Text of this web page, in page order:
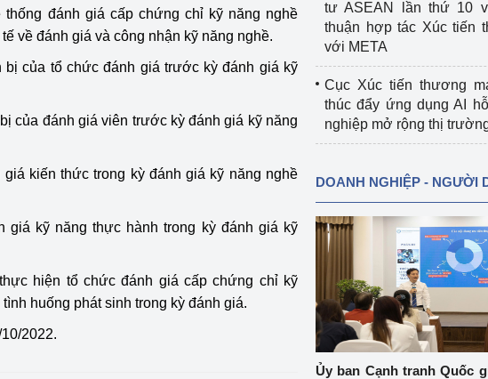
đánh giá cấp chứng chỉ kỹ năng nghề
về đánh giá và công nhận kỹ năng nghề.
bị của tổ chức đánh giá trước kỳ đánh giá kỹ
của đánh giá viên trước kỳ đánh giá kỹ năng
kiến thức trong kỳ đánh giá kỹ năng nghề
giá kỹ năng thực hành trong kỳ đánh giá kỹ
hiện tổ chức đánh giá cấp chứng chỉ kỹ
huống phát sinh trong kỳ đánh giá.
2022.
tư ASEAN lần thứ 10
thuận hợp tác Xúc tiến
với META
Cục Xúc tiến thương
thúc đẩy ứng dụng AI
nghiệp mở rộng thị
DOANH NGHIỆP - NGƯỜI
Ủy ban Cạnh tranh Quốc